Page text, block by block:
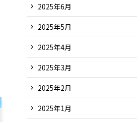
2025年6月
2025年5月
2025年4月
2025年3月
2025年2月
2025年1月